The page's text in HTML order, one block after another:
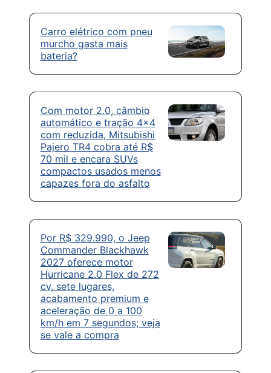
Carro elétrico com pneu
murcho gasta mais
bateria?
Com motor 2.0, câmbio
automático e tração 4×4
com reduzida, Mitsubishi
Pajero TR4 cobra até R$
70 mil e encara SUVs
compactos usados menos
capazes fora do asfalto
Por R$ 329.990, o Jeep
Commander Blackhawk
2027 oferece motor
Hurricane 2.0 Flex de 272
cv, sete lugares,
acabamento premium e
aceleração de 0 a 100
km/h em 7 segundos; veja
se vale a compra